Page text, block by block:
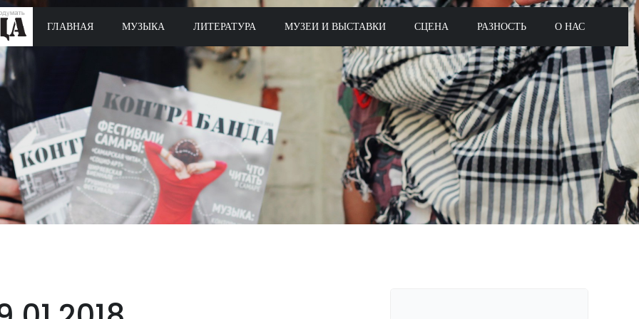
ГЛАВНАЯ МУЗЫКА ЛИТЕРАТУРА МУЗЕИ И ВЫСТАВКИ СЦЕНА РАЗНОСТЬ О НАС